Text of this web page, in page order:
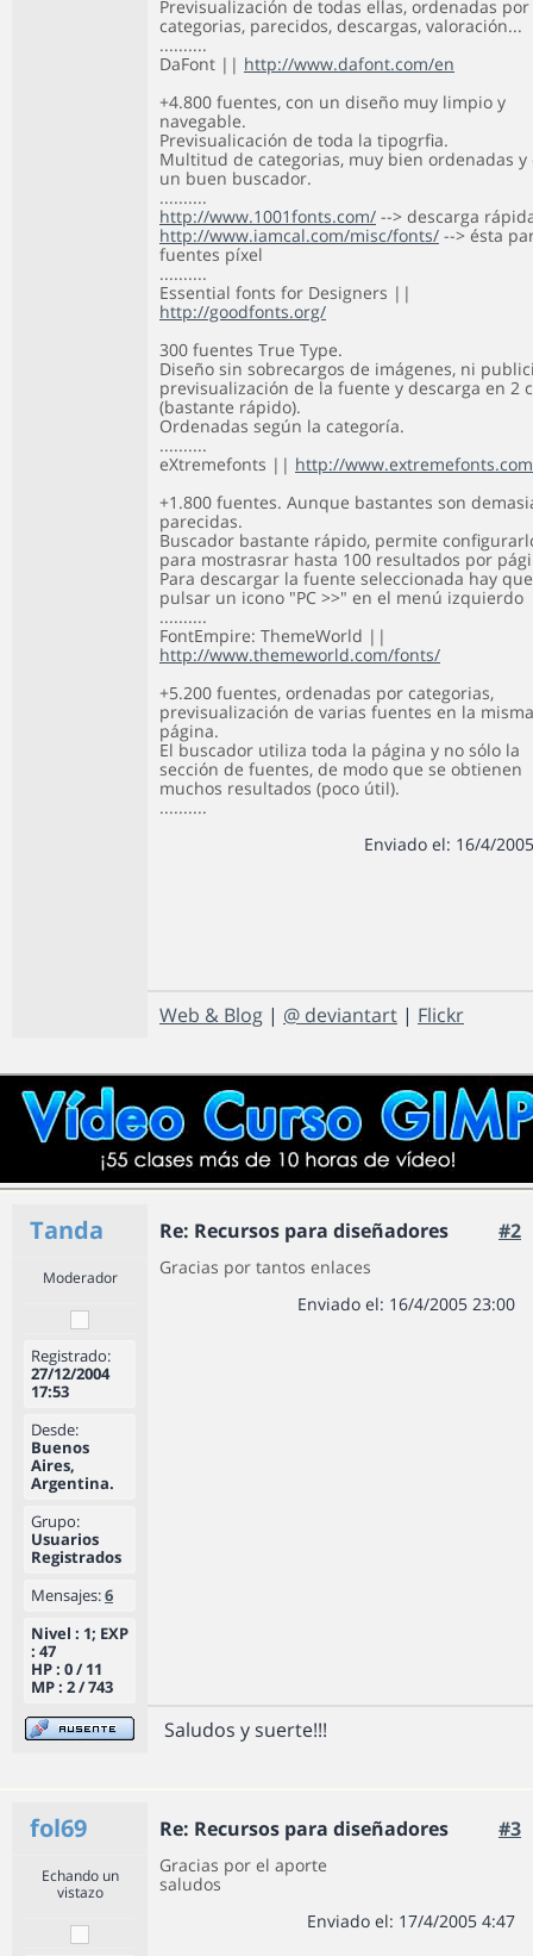
Previsualización de todas ellas, ordenadas por
categorias, parecidos, descargas, valoración...
..........
DaFont || http://www.dafont.com/en
+4.800 fuentes, con un diseño muy limpio y
navegable.
Previsualicación de toda la tipogrfia.
Multitud de categorias, muy bien ordenadas y
un buen buscador.
..........
http://www.1001fonts.com/ --> descarga
http://www.iamcal.com/misc/fonts/ --> ésta
fuentes píxel
..........
Essential fonts for Designers ||
http://goodfonts.org/
300 fuentes True Type.
Diseño sin sobrecargos de imágenes, ni
previsualización de la fuente y descarga en 2
(bastante rápido).
Ordenadas según la categoría.
..........
eXtremefonts || http://
+1.800 fuentes. Aunque bastantes son
parecidas.
Buscador bastante rápido, permite
para mostrasrar hasta 100 resultados por
Para descargar la fuente seleccionada hay que
pulsar un icono "PC >>" en el menú izquierdo
..........
FontEmpire: ThemeWorld ||
http://www.themeworld.com/fonts/
+5.200 fuentes, ordenadas por categorias,
previsualización de varias fuentes en la misma
página.
El buscador utiliza toda la página y no sólo la
sección de fuentes, de modo que se obtienen
muchos resultados (poco útil).
..........
Enviado el: 16/4/
Web & Blog | @ deviantart | Flickr
Tanda Re: Recursos para diseñadores #2
Moderador
Registrado:
27/12/2004
17:53
Desde:
Buenos
Aires,
Argentina.
Grupo:
Usuarios
Registrados
Mensajes:6
Nivel : 1; EXP
: 47
HP : 0 / 11
MP : 2 / 743
Gracias por tantos enlaces
Enviado el: 16/4/2005 23:00
Saludos y suerte!!!
fol69 Re: Recursos para diseñadores #3
Echando un
vistazo
Gracias por el aporte
saludos
Enviado el: 17/4/2005 4:47